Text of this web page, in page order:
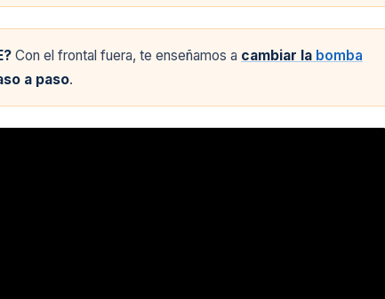
Con el frontal fuera, te enseñamos a cambiar la bomba
a paso.